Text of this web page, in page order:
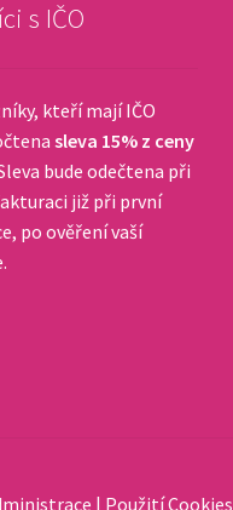
s IČO
kteří mají IČO
sleva 15% z ceny
bude odečtena při
již při první
po ověření vaší
| Použití Cookies